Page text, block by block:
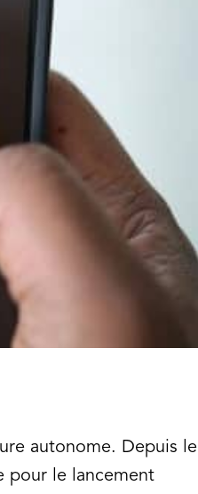
autonome. Depuis le
pour le lancement